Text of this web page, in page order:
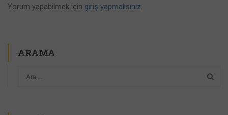
Yorum yapabilmek için giriş yapmalısınız.
ARAMA